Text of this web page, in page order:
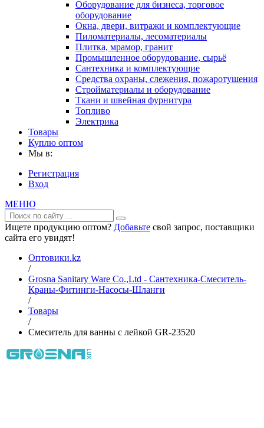
Оборудование для бизнеса, торговое
оборудование
Окна, двери, витражи и комплектующие
Пиломатериалы, лесоматериалы
Плитка, мрамор, гранит
Промышленное оборудование, сырьё
Сантехника и комплектующие
Средства охраны, слежения, пожаротушения
Стройматериалы и оборудование
Ткани и швейная фурнитура
Топливо
Электрика
Товары
Куплю оптом
Мы в:
Регистрация
Вход
МЕНЮ
Ищете продукцию оптом? Добавьте свой запрос, поставщики
сайта его увидят!
Оптовики.kz
/
Grosna Sanitary Ware Co.,Ltd - Сантехника-Смеситель-
Краны-Фитинги-Насосы-Шланги
/
Товары
/
Смеситель для ванны с лейкой GR-23520